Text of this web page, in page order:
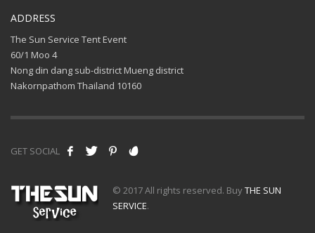
ADDRESS
The Sun Service Tent Event
60/1 Moo 4
Nong din dang sub-district Mueng district
Nakornpathom Thailand 10160
GET SOCIAL
© 2017 All rights reserved. BuyTHE SUN
SERVICE.